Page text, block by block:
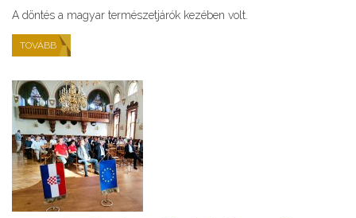
A döntés a magyar természetjárók kezében volt.
TOVÁBB